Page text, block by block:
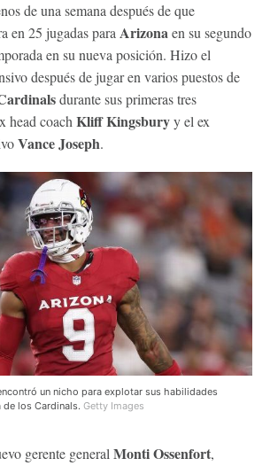
de una semana después de que
en 25 jugadas para Arizonaen su segundo
en su nueva posición. Hizo el
después de jugar en varios puestos de
durante sus primeras tres
head coach Kliff Kingsburyy el ex
Vance Joseph.
un nicho para explotar sus habilidades
los Cardinals. Getty Images
gerente general Monti Ossenfort,